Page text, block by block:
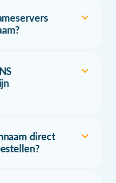
direct